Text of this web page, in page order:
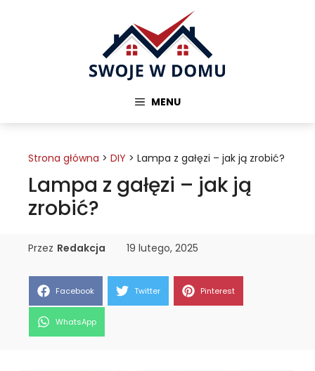
MENU
Strona główna > DIY > Lampa z gałęzi – jak ją zrobić?
Lampa z gałęzi – jak ją
zrobić?
Przez Redakcja 19 lutego, 2025
Share
on
Facebook Share
on
Twitter Share
on
Pinterest
Share
on
WhatsApp